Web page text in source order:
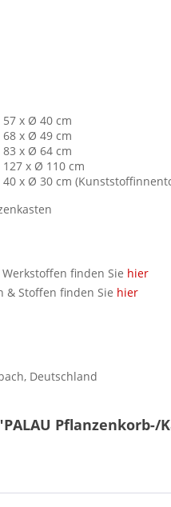
x Ø 40 cm
x Ø 49 cm
x Ø 64 cm
x Ø 110 cm
x Ø 30 cm
finden Sie hier
& Stoffen finden Sie hier
Deutschland
Pflanzenkorb-/